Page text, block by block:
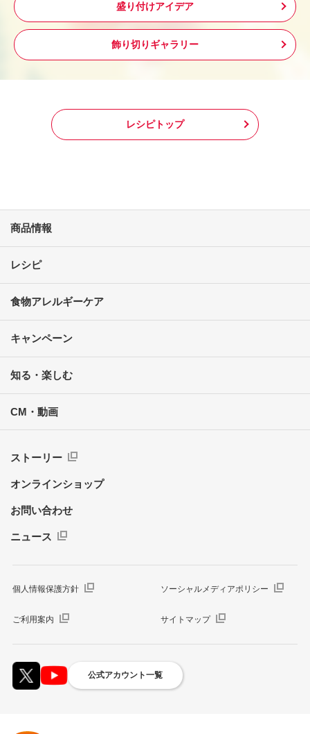
盛り付けアイデア
飾り切りギャラリー
レシピトップ
商品情報
レシピ
食物アレルギーケア
キャンペーン
知る・楽しむ
CM・動画
ストーリー
オンラインショップ
お問い合わせ
ニュース
個人情報保護方針 ソーシャルメディアポリシー
ご利用案内 サイトマップ
公式アカウント一覧